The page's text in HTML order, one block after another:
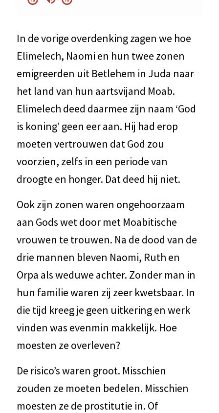
In de vorige overdenking zagen we hoe
Elimelech, Naomi en hun twee zonen
emigreerden uit Betlehem in Juda naar
het land van hun aartsvijand Moab.
Elimelech deed daarmee zijn naam ‘God
is koning’ geen eer aan. Hij had erop
moeten vertrouwen dat God zou
voorzien, zelfs in een periode van
droogte en honger. Dat deed hij niet.
Ook zijn zonen waren ongehoorzaam
aan Gods wet door met Moabitische
vrouwen te trouwen. Na de dood van de
drie mannen bleven Naomi, Ruth en
Orpa als weduwe achter. Zonder man in
hun familie waren zij zeer kwetsbaar. In
die tijd kreeg je geen uitkering en werk
vinden was evenmin makkelijk. Hoe
moesten ze overleven?
De risico’s waren groot. Misschien
zouden ze moeten bedelen. Misschien
moesten ze de prostitutie in. Of